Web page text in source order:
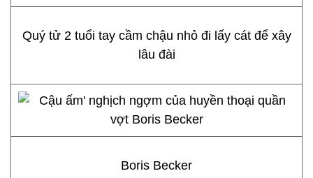
Quý tử 2 tuổi tay cầm chậu nhỏ đi lấy cát để xây
lâu đài
Boris Becker